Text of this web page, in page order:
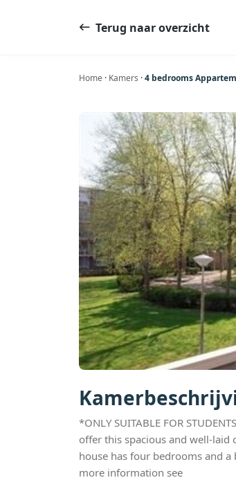
Terug naar overzicht
Home · Kamers ·4 bedrooms
*ONLY SUITABLE FOR
offer this spacious and well-laid
house has four bedrooms and
more information see